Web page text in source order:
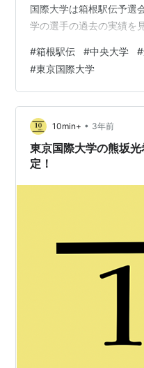
国際大学は箱根駅伝予選
学の選手の過去の実績を
#箱根駅伝 #中央大学 #
#東京国際大学
10min+ • 3年前
東京国際大学の熊坂
定！